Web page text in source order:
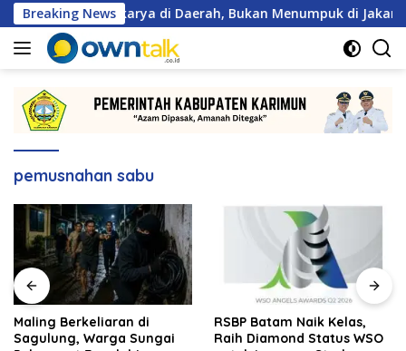
Langsung
ke
konten
Breaking News
Berkarya di Daerah, Bukan Menumpuk di Jakarta
pemusnahan sabu
Maling Berkeliaran di
Sagulung, Warga Sungai
RSBP Batam Naik Kelas,
Raih Diamond Status WSO